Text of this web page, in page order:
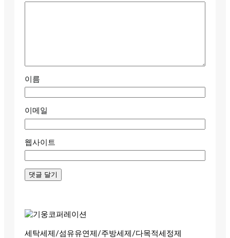
이름
이메일
웹사이트
세탁세제/섬유유연제/주방세제/다목적세정제